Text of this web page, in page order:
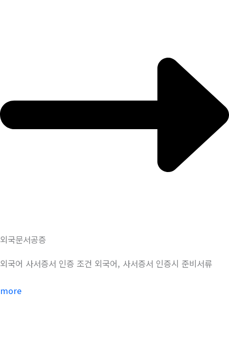
외국문서공증
외국어 사서증서 인증 조건 외국어, 사서증서 인증시 준비서류
more